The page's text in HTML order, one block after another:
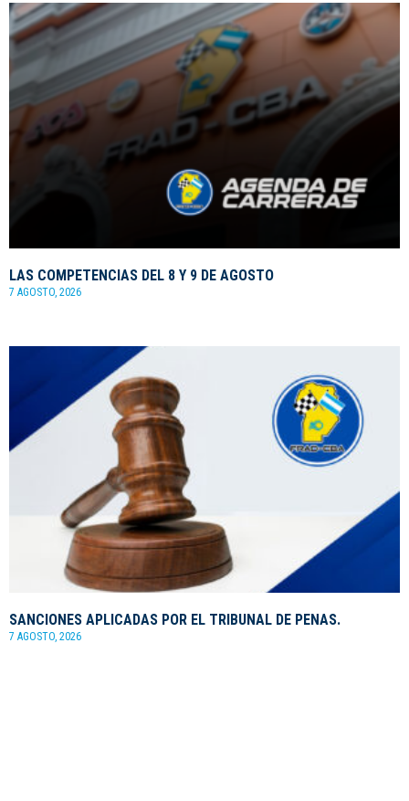
LAS COMPETENCIAS DEL 8 Y 9 DE AGOSTO
7 AGOSTO, 2026
SANCIONES APLICADAS POR EL TRIBUNAL DE PENAS.
7 AGOSTO, 2026